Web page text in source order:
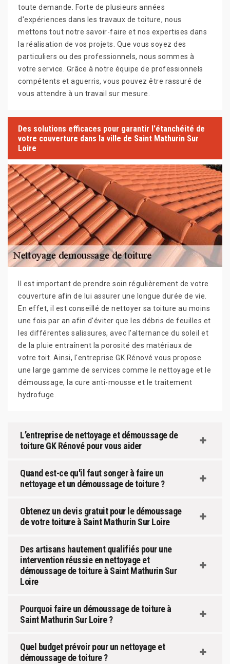
toute demande. Forte de plusieurs années
d'expériences dans les travaux de toiture, nous
mettons tout notre savoir-faire et nos expertises dans
la réalisation de vos projets. Que vous soyez des
particuliers ou des professionnels, nous sommes à
votre service. Grâce à notre équipe de professionnels
compétents et aguerris, vous pouvez être rassuré de
vous attendre à un travail sur mesure.
Des solutions efficaces pour garantir l'étanchéité de
votre couverture dans la ville de Saint Mathurin Sur
Loire
Il est important de prendre soin régulièrement de votre
couverture afin de lui assurer une longue durée de vie.
En effet, il est conseillé de nettoyer sa toiture au moins
une fois par an afin d'éviter que les débris de feuilles et
les différentes salissures, avec l'alternance du soleil et
de la pluie entraînent la porosité des matériaux de
votre toit. Ainsi, l'entreprise GK Rénové vous propose
une large gamme de services comme le nettoyage et le
démoussage, la cure anti-mousse et le traitement
hydrofuge.
L’entreprise de nettoyage et démoussage de
toiture GK Rénové pour vous aider
Quand est-ce qu'il faut songer à faire un
nettoyage et un démoussage de toiture ?
Obtenez un devis gratuit pour le démoussage
de votre toiture à Saint Mathurin Sur Loire
Des artisans hautement qualifiés pour une
intervention réussie en nettoyage et
démoussage de toiture à Saint Mathurin Sur
Loire
Pourquoi faire un démoussage de toiture à
Saint Mathurin Sur Loire ?
Quel budget prévoir pour un nettoyage et
démoussage de toiture ?